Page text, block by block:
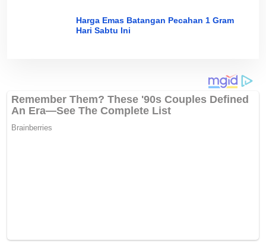
Harga Emas Batangan Pecahan 1 Gram
Hari Sabtu Ini